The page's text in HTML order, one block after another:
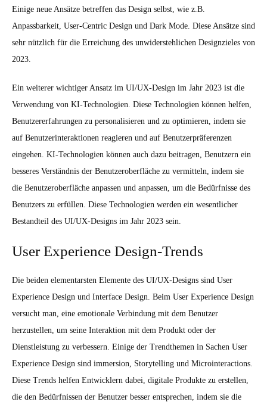
Einige neue Ansätze betreffen das Design selbst, wie z.B.
Anpassbarkeit, User-Centric Design und Dark Mode. Diese Ansätze sind
sehr nützlich für die Erreichung des unwiderstehlichen Designzieles von
2023.
Ein weiterer wichtiger Ansatz im UI/UX-Design im Jahr 2023 ist die
Verwendung von KI-Technologien. Diese Technologien können helfen,
Benutzererfahrungen zu personalisieren und zu optimieren, indem sie
auf Benutzerinteraktionen reagieren und auf Benutzerpräferenzen
eingehen. KI-Technologien können auch dazu beitragen, Benutzern ein
besseres Verständnis der Benutzeroberfläche zu vermitteln, indem sie
die Benutzeroberfläche anpassen und anpassen, um die Bedürfnisse des
Benutzers zu erfüllen. Diese Technologien werden ein wesentlicher
Bestandteil des UI/UX-Designs im Jahr 2023 sein.
User Experience Design-Trends
Die beiden elementarsten Elemente des UI/UX-Designs sind User
Experience Design und Interface Design. Beim User Experience Design
versucht man, eine emotionale Verbindung mit dem Benutzer
herzustellen, um seine Interaktion mit dem Produkt oder der
Dienstleistung zu verbessern. Einige der Trendthemen in Sachen User
Experience Design sind immersion, Storytelling und Microinteractions.
Diese Trends helfen Entwicklern dabei, digitale Produkte zu erstellen,
die den Bedürfnissen der Benutzer besser entsprechen, indem sie die